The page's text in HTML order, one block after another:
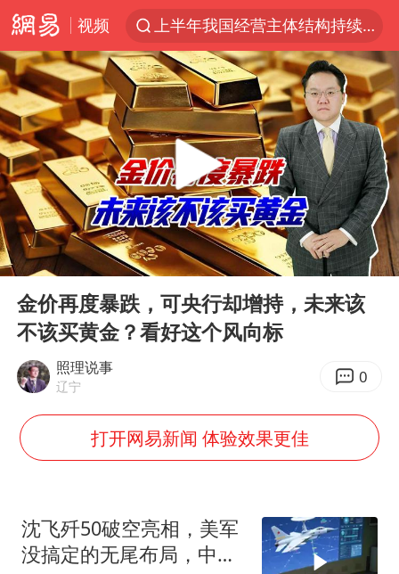
视频
上半年我国经营主体结构持续优化
上海有出现龙卷潜势
上海全域长途客运班次全部停运
今日15时起福州地铁高架区段停运
白海豚逼近浙闽沿海
1枚就能让航母瘫痪 轰-6J实力有多强
王艺迪2-4不敌张本美和止步4强
国足U17与阿森纳决赛取消 并列冠军
上门女婿出轨女邻居多年被判重婚罪
王传君 《披荆斩棘》
2025年小学教师减少13.19万
《龙餐馆》 冲奖
Play
00:00 03:58
金价再度暴跌，可央行却增持，未来该
不该买黄金？看好这个风向标
照理说事
辽宁 0
打开网易新闻 体验效果更佳
沈飞歼50破空亮相，美军
没搞定的无尾布局，中国